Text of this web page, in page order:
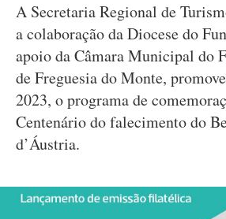
A Secretaria Regional de
a colaboração da Diocese do
apoio da Câmara Municipal do
de Freguesia do Monte,
2023, o programa de
Centenário do falecimento do
d’Áustria.